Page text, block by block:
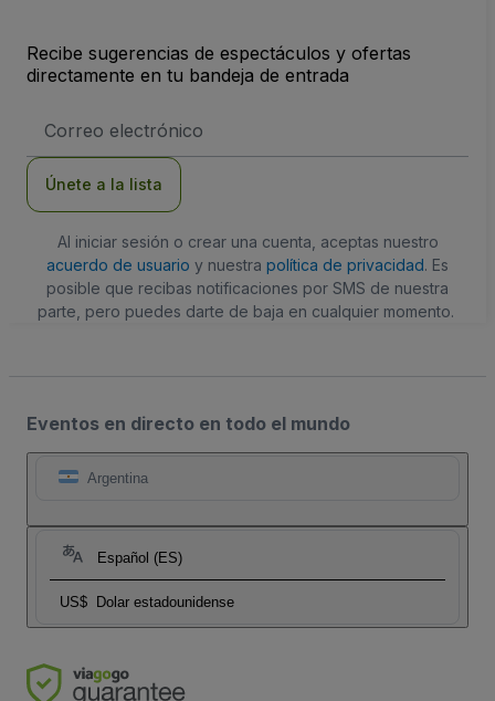
Recibe sugerencias de espectáculos y ofertas
directamente en tu bandeja de entrada
de
Únete a la lista
Al iniciar sesión o crear una cuenta, aceptas nuestro
acuerdo de usuario y nuestra política de privacidad. Es
posible que recibas notificaciones por SMS de nuestra
parte, pero puedes darte de baja en cualquier momento.
Eventos en directo en todo el mundo
Argentina
Español (ES)
US$ Dolar estadounidense